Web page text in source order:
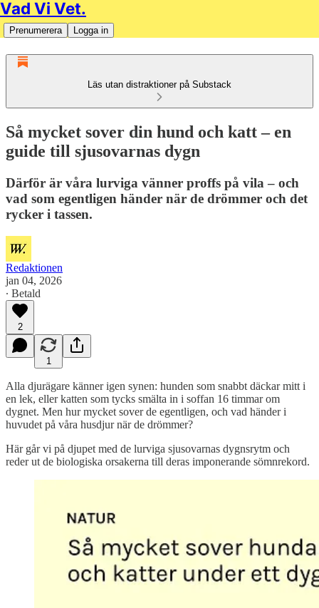
Vad Vi Vet.
Prenumerera Logga in
Läs utan distraktioner på Substack
Så mycket sover din hund och katt – en
guide till sjusovarnas dygn
Därför är våra lurviga vänner proffs på vila – och
vad som egentligen händer när de drömmer och det
rycker i tassen.
Redaktionen
jan 04, 2026
∙ Betald
2
1
Alla djurägare känner igen synen: hunden som snabbt däckar mitt i
en lek, eller katten som tycks smälta in i soffan 16 timmar om
dygnet. Men hur mycket sover de egentligen, och vad händer i
huvudet på våra husdjur när de drömmer?
Här går vi på djupet med de lurviga sjusovarnas dygnsrytm och
reder ut de biologiska orsakerna till deras imponerande sömnrekord.